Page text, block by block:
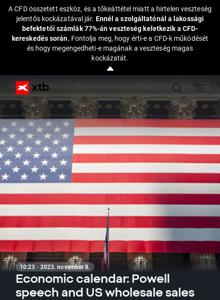
A CFD összetett eszköz, és a tőkeáttétel miatt a hirtelen veszteség
jelentős kockázatával jár. Ennél a szolgáltatónál a lakossági
befektetői számlák 77%-án veszteség keletkezik a CFD-
kereskedés során. Fontolja meg, hogy érti-e a CFD-k működését
és hogy megengedheti-e magának a veszteség magas
kockázatát.
10:23 · 2023. november 8.
Economic calendar: Powell
speech and US wholesale sales